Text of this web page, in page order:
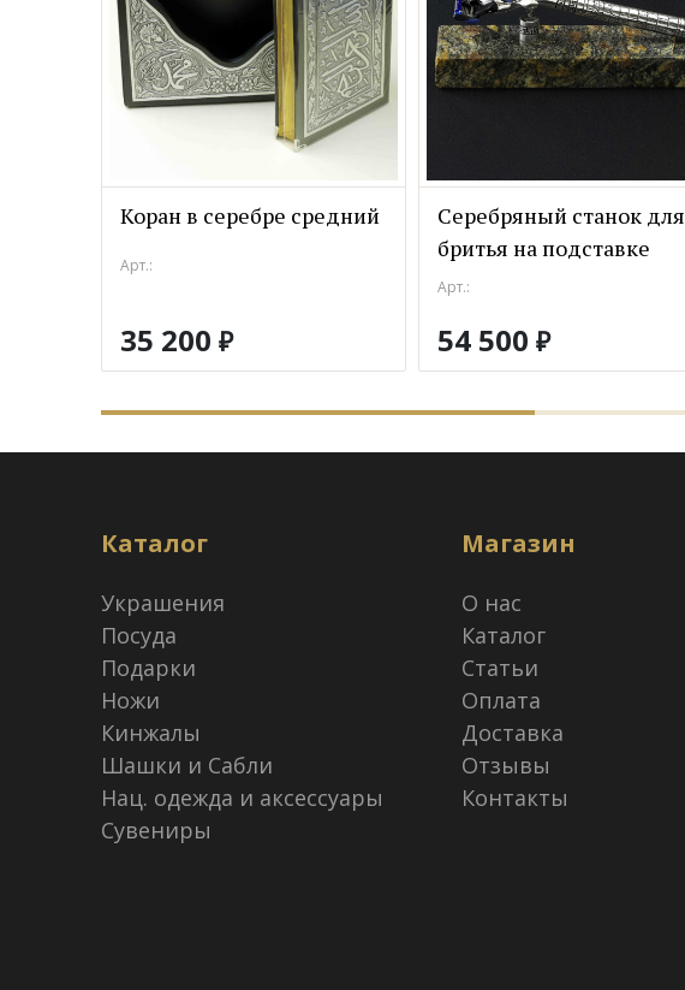
Коран в серебре средний
Арт.:
35 200 ₽
Серебряный станок для
бритья на подставке
Арт.:
54 500 ₽
Каталог
Украшения
Посуда
Подарки
Ножи
Кинжалы
Шашки и Сабли
Нац. одежда и аксессуары
Сувениры
Магазин
О нас
Каталог
Статьи
Оплата
Доставка
Отзывы
Контакты